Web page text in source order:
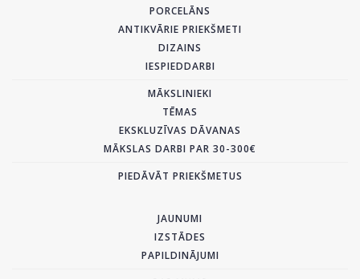
PORCELĀNS
ANTIKVĀRIE PRIEKŠMETI
DIZAINS
IESPIEDDARBI
MĀKSLINIEKI
TĒMAS
EKSKLUZĪVAS DĀVANAS
MĀKSLAS DARBI PAR 30-300€
PIEDĀVĀT PRIEKŠMETUS
JAUNUMI
IZSTĀDES
PAPILDINĀJUMI